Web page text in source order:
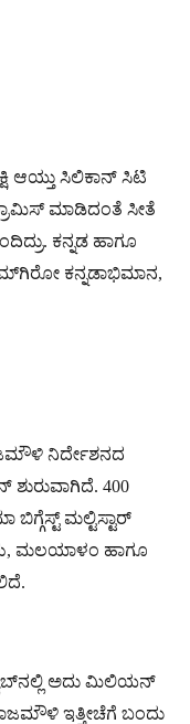
ಆಯ್ತು ಸಿಲಿಕಾನ್ ಸಿಟಿ
ಮಾಡಿದಂತೆ ಸೀತೆ
ಕನ್ನಡ ಹಾಗೂ
ಕನ್ನಡಾಭಿಮಾನ,
ನಿರ್ದೇಶನದ
400
ಮಲ್ಟಿಸ್ಟಾರ್
ಮಲಯಾಳಂ ಹಾಗೂ
ಅದು ಮಿಲಿಯನ್
ಇತ್ತೀಚೆಗೆ ಬಂದು